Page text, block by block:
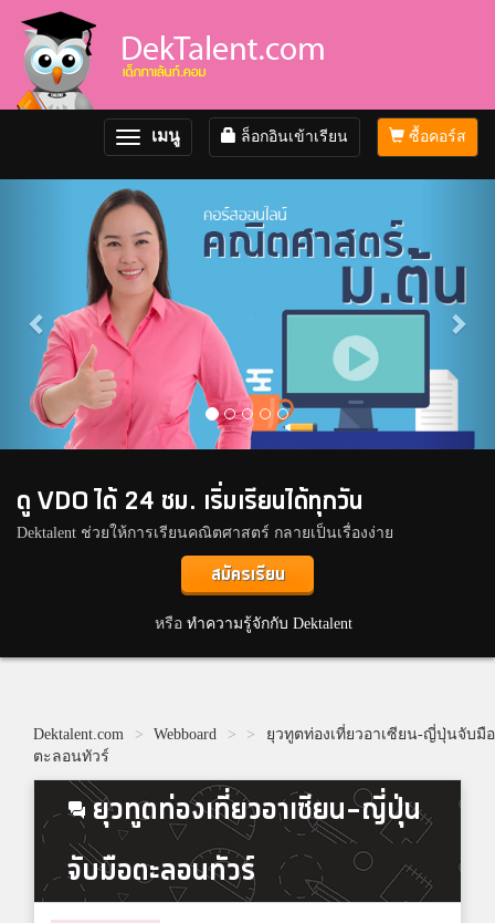
ซื้อคอร์ส
ล็อกอินเข้าเรียน
Toggle
navigation
เมนู
Previous
ดู VDO ได้ 24 ชม. เริ่มเรียนได้ทุกวัน
Dektalent ช่วยให้การเรียนคณิตศาสตร์ กลายเป็นเรื่องง่าย
สมัครเรียน
หรือ ทำความรู้จักกับ Dektalent
Dektalent.com >Webboard > > ยุวทูตท่องเที่ยวอาเซียน-ญี่ปุ่นจับมือ
ตะลอนทัวร์
ยุวทูตท่องเที่ยวอาเซียน-ญี่ปุ่น
จับมือตะลอนทัวร์